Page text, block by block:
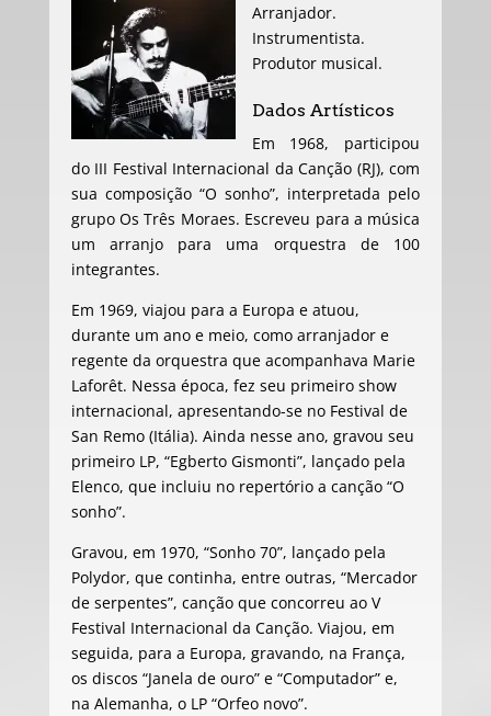
Arranjador.
Instrumentista.
Produtor musical.
Dados Artísticos
Em 1968, participou
do III Festival Internacional da Canção (RJ), com
sua composição “O sonho”, interpretada pelo
grupo Os Três Moraes. Escreveu para a música
um arranjo para uma orquestra de 100
integrantes.
Em 1969, viajou para a Europa e atuou,
durante um ano e meio, como arranjador e
regente da orquestra que acompanhava Marie
Laforêt. Nessa época, fez seu primeiro show
internacional, apresentando-se no Festival de
San Remo (Itália). Ainda nesse ano, gravou seu
primeiro LP, “Egberto Gismonti”, lançado pela
Elenco, que incluiu no repertório a canção “O
sonho”.
Gravou, em 1970, “Sonho 70”, lançado pela
Polydor, que continha, entre outras, “Mercador
de serpentes”, canção que concorreu ao V
Festival Internacional da Canção. Viajou, em
seguida, para a Europa, gravando, na França,
os discos “Janela de ouro” e “Computador” e,
na Alemanha, o LP “Orfeo novo”.